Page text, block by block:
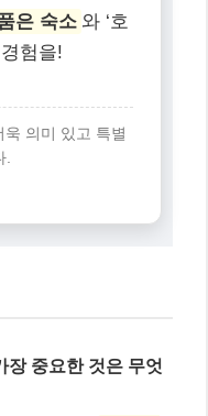
은 숙소 와 ‘호
험을!
의미 있고 특별
.
장 중요한 것은 무엇